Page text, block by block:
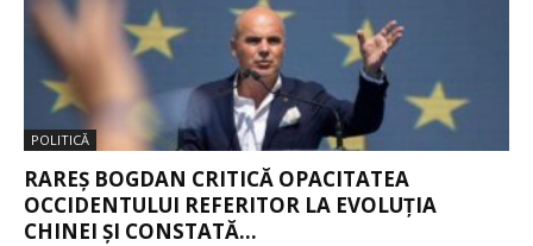
POLITICĂ
RAREȘ BOGDAN CRITICĂ OPACITATEA
OCCIDENTULUI REFERITOR LA EVOLUȚIA
CHINEI ȘI CONSTATĂ...